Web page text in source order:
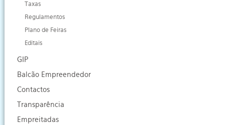
Taxas
Regulamentos
Plano de Feiras
Editais
GIP
Balcão Empreendedor
Contactos
Transparência
Empreitadas